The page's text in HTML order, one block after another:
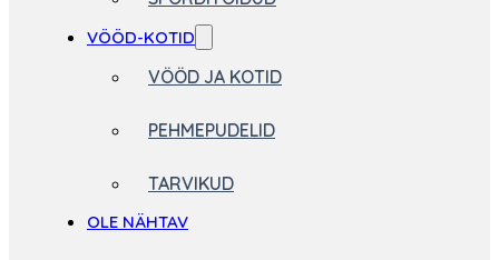
VÖÖD-KOTID
VÖÖD JA KOTID
PEHMEPUDELID
TARVIKUD
OLE NÄHTAV